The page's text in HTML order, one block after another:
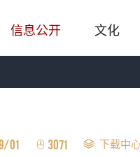
信息公开 文化
01 3071 下载中